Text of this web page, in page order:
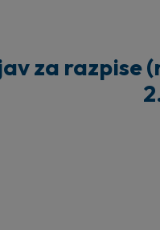
za razpise